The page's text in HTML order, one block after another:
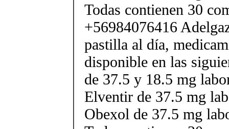
Todas contienen 30
+56984076416
pastilla al día,
disponible en las
de 37.5 y 18.5 mg
Elventir de 37.5 mg
Obexol de 37.5 mg